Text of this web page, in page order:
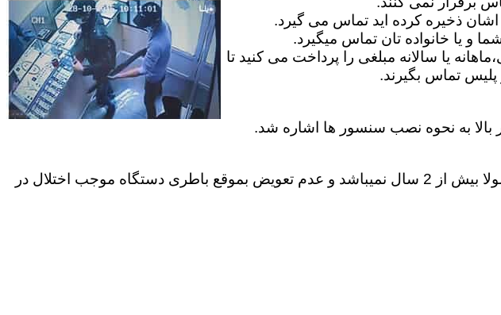
اشان ذخیره کرده اید تماس می گیرد.
و یا خانواده تان تماس میگیرد.
یا سالانه مبلغی را پرداخت می کنید تا
تماس بگیرند.
بالا به نحوه نصب سنسور ها اشاره شد.
خراب شدن باطری : در اغلب موارد کاربران عمر باطری داخل دستگاه به پایان میرسد ک معمولا بیش از 2 سال نمیباشد و عدم تعویض بموقع باطری دستگاه موجب اختلال در